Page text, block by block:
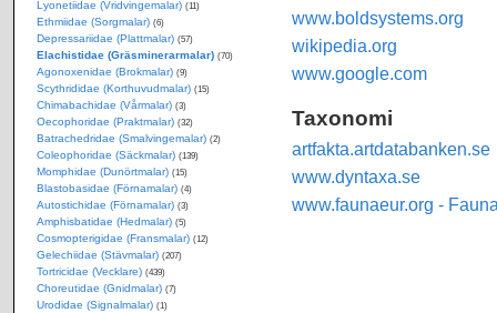
www.boldsystems.org
wikipedia.org
www.google.com
Taxonomi
artfakta.artdatabanken.se
www.dyntaxa.se
www.faunaeur.org -
Lyonetiidae (Vridvingemalar) (11)
Ethmiidae (Sorgmalar) (6)
Depressariidae (Plattmalar) (57)
Elachistidae (Gräsminerarmalar) (70)
Agonoxenidae (Brokmalar) (9)
Scythrididae (Korthuvudmalar) (15)
Chimabachidae (Vårmalar) (3)
Oecophoridae (Praktmalar) (32)
Batrachedridae (Smalvingemalar) (2)
Coleophoridae (Säckmalar) (139)
Momphidae (Dunörtmalar) (15)
Blastobasidae (Förnamalar) (4)
Autostichidae (Förnamalar) (3)
Amphisbatidae (Hedmalar) (5)
Cosmopterigidae (Fransmalar) (12)
Gelechiidae (Stävmalar) (207)
Tortricidae (Vecklare) (439)
Choreutidae (Gnidmalar) (7)
Urodidae (Signalmalar) (1)